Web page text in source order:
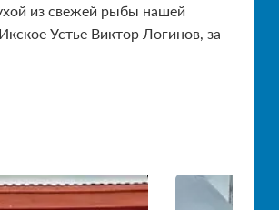
из свежей рыбы нашей
Устье Виктор Логинов, за